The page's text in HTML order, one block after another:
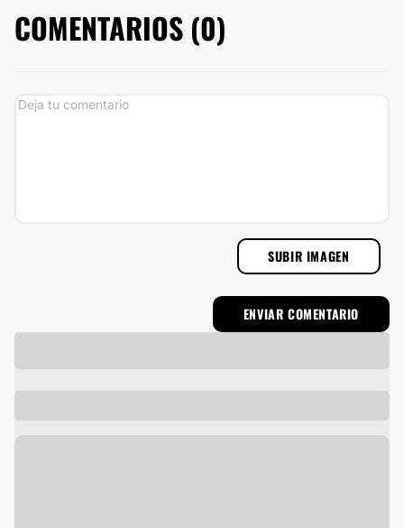
COMENTARIOS (0)
SUBIR IMAGEN